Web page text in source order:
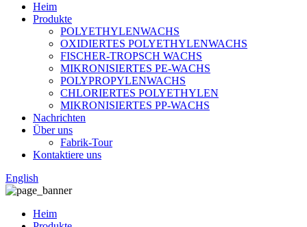
Heim
Produkte
POLYETHYLENWACHS
OXIDIERTES POLYETHYLENWACHS
FISCHER-TROPSCH WACHS
MIKRONISIERTES PE-WACHS
POLYPROPYLENWACHS
CHLORIERTES POLYETHYLEN
MIKRONISIERTES PP-WACHS
Nachrichten
Über uns
Fabrik-Tour
Kontaktiere uns
English
Heim